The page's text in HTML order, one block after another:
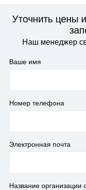
Уточнить цены
Наш менеджер
Ваше имя
Номер телефона
Электронная почта
Название организации